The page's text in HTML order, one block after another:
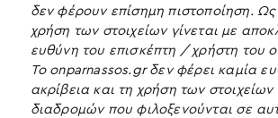
δεν φέρουν επίσημη πιστοποίηση.
χρήση των στοιχείων γίνεται με
ευθύνη του επισκέπτη / χρήστη του
Το onparnassos.gr δεν φέρει καμία
ακρίβεια και τη χρήση των
διαδρομών που φιλοξενούνται σε